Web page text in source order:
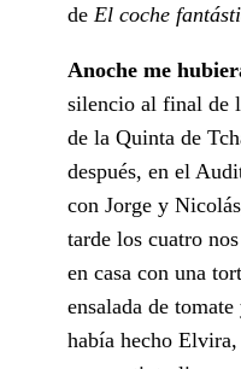
de El coche
Anoche me
silencio al final de
de la Quinta de
después, en el
con Jorge y
tarde los cuatro
en casa con una
ensalada de
había hecho